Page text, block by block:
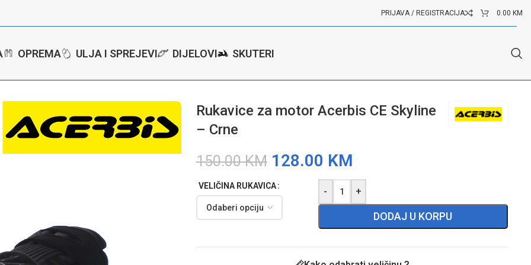
PRIJAVA / REGISTRACIJA 0.00 KM
OPREMA ULJA I SPREJEVI DIJELOVI SKUTERI
Rukavice za motor Acerbis CE Skyline
– Crne
150.00KM 128.00 KM
VELIČINA RUKAVICA - +
DODAJ U KORPU